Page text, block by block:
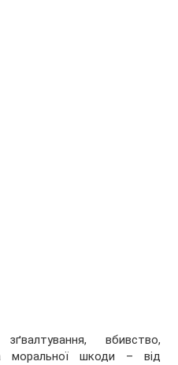
вбивство,
моральної шкоди – від